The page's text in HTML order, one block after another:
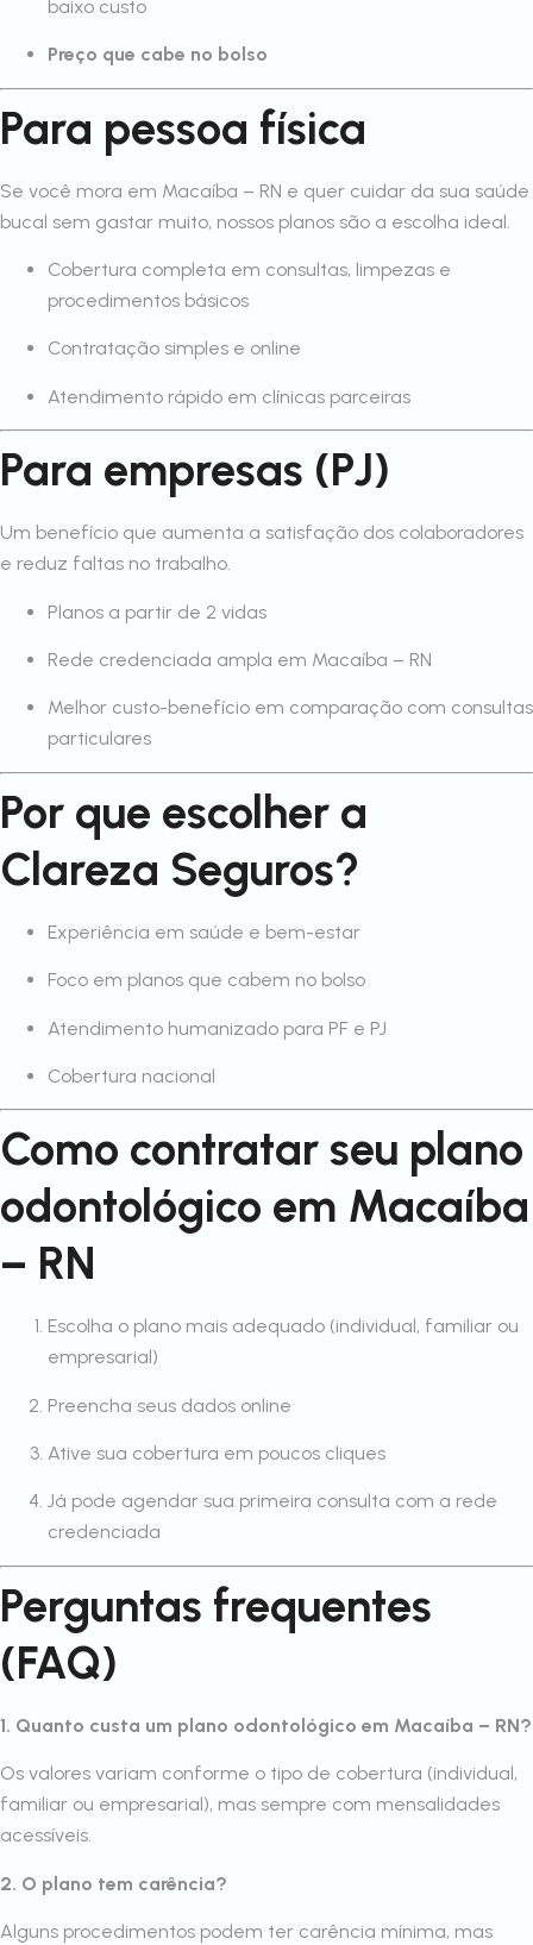
baixo custo
Preço que cabe no bolso
Para pessoa física
Se você mora em Macaíba – RN e quer cuidar da sua saúde
bucal sem gastar muito, nossos planos são a escolha ideal.
Cobertura completa em consultas, limpezas e
procedimentos básicos
Contratação simples e online
Atendimento rápido em clínicas parceiras
Para empresas (PJ)
Um benefício que aumenta a satisfação dos colaboradores
e reduz faltas no trabalho.
Planos a partir de 2 vidas
Rede credenciada ampla em Macaíba – RN
Melhor custo-benefício em comparação com consultas
particulares
Por que escolher a
Clareza Seguros?
Experiência em saúde e bem-estar
Foco em planos que cabem no bolso
Atendimento humanizado para PF e PJ
Cobertura nacional
Como contratar seu plano
odontológico em Macaíba
– RN
Escolha o plano mais adequado (individual, familiar ou
empresarial)
Preencha seus dados online
Ative sua cobertura em poucos cliques
Já pode agendar sua primeira consulta com a rede
credenciada
Perguntas frequentes
(FAQ)
1. Quanto custa um plano odontológico em Macaíba – RN?
Os valores variam conforme o tipo de cobertura (individual,
familiar ou empresarial), mas sempre com mensalidades
acessíveis.
2. O plano tem carência?
Alguns procedimentos podem ter carência mínima, mas